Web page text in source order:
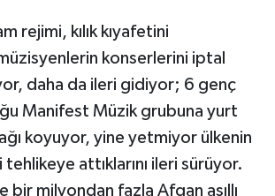
rejimi, kılık kıyafetini
konserlerini iptal
daha da ileri gidiyor; 6 genç
Manifest Müzik grubuna yurt
koyuyor, yine yetmiyor ülkenin
attıklarını ileri sürüyor.
bir milyondan fazla Afgan asıllı